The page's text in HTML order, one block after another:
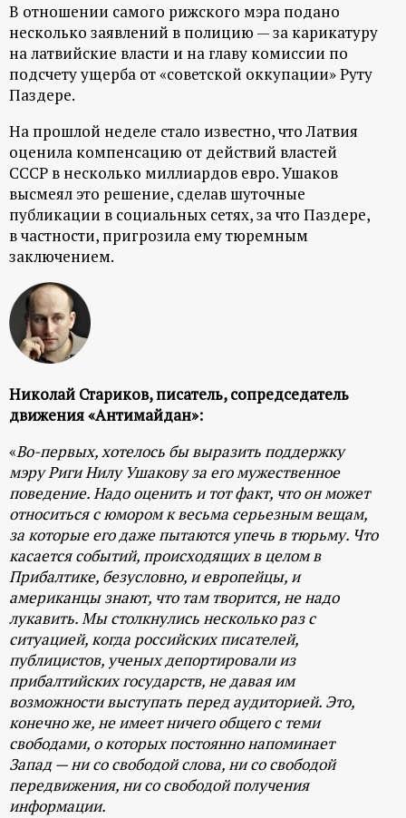
н
н
ы
й
п
о
т
л
В отношении самого рижского мэра подано
несколько заявлений в полицию — за карикатуру
на латвийские власти и на главу комиссии по
подсчету ущерба от «советской оккупации» Руту
Паздере.
На прошлой неделе стало известно, что Латвия
оценила компенсацию от действий властей
СССР в несколько миллиардов евро. Ушаков
высмеял это решение, сделав шуточные
публикации в социальных сетях, за что Паздере,
в частности, пригрозила ему тюремным
заключением.
Николай Стариков, писатель, сопредседатель
движения «Антимайдан»:
«Во-первых, хотелось бы выразить поддержку
мэру Риги Нилу Ушакову за его мужественное
поведение. Надо оценить и тот факт, что он может
относиться с юмором к весьма серьезным вещам,
за которые его даже пытаются упечь в тюрьму. Что
касается событий, происходящих в целом в
Прибалтике, безусловно, и европейцы, и
американцы знают, что там творится, не надо
лукавить. Мы столкнулись несколько раз с
ситуацией, когда российских писателей,
публицистов, ученых депортировали из
прибалтийских государств, не давая им
возможности выступать перед аудиторией. Это,
конечно же, не имеет ничего общего с теми
свободами, о которых постоянно напоминает
Запад — ни со свободой слова, ни со свободой
передвижения, ни со свободой получения
информации.